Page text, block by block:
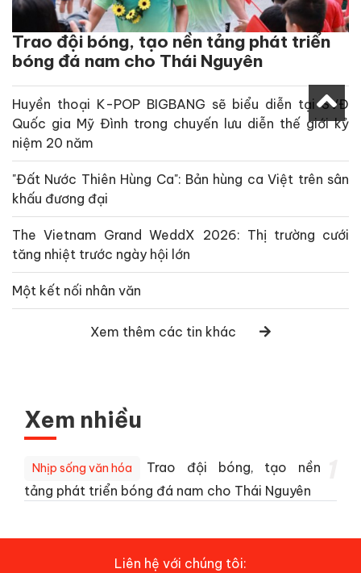
Trao đội bóng, tạo nền tảng phát triển
bóng đá nam cho Thái Nguyên
Huyền thoại K-POP BIGBANG sẽ biểu diễn tại SVĐ
Quốc gia Mỹ Đình trong chuyến lưu diễn thế giới kỷ
niệm 20 năm
"Đất Nước Thiên Hùng Ca": Bản hùng ca Việt trên sân
khấu đương đại
The Vietnam Grand WeddX 2026: Thị trường cưới
tăng nhiệt trước ngày hội lớn
Một kết nối nhân văn
Xem thêm các tin khác
Xem nhiều
Nhịp sống văn hóa
Trao đội bóng, tạo nền
tảng phát triển bóng đá nam cho Thái Nguyên
Liên hệ với chúng tôi: